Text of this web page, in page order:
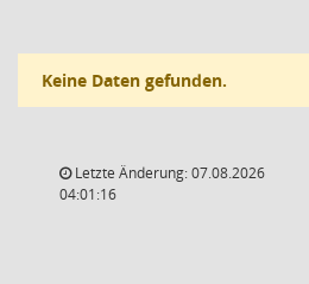
Keine Daten gefunden.
Letzte Änderung: 07.08.2026
04:01:16